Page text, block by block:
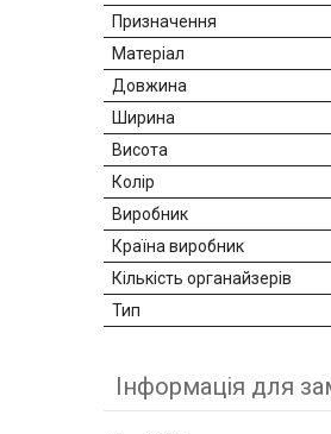
Призначення
Матеріал
Довжина
Ширина
Висота
Колір
Виробник
Країна виробник
Кількість органайзерів
Тип
Інформація для